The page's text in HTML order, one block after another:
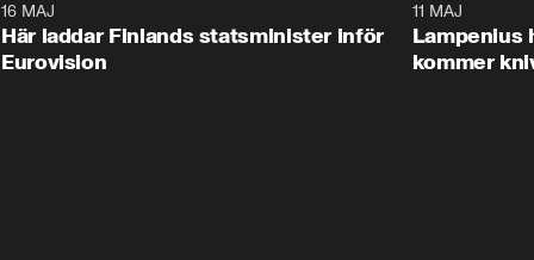
16 MAJ
Här laddar Finlands statsminister inför
Eurovision
11 MAJ
Lampenius
kommer